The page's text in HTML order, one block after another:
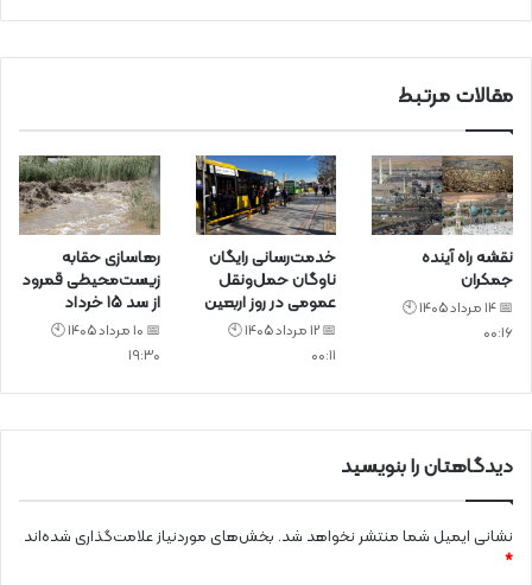
مقالات مرتبط
نقشه راه آینده
جمکران
📅 14 مرداد 1405 🕙
00:16
خدمت‌رسانی رایگان
ناوگان حمل‌ونقل
عمومی در روز اربعین
📅 12 مرداد 1405 🕙
00:11
رهاسازی حقابه
زیست‌محیطی قمرود
از سد ۱۵ خرداد
📅 10 مرداد 1405 🕙
19:30
دیدگاهتان را بنویسید
نشانی ایمیل شما منتشر نخواهد شد. بخش‌های موردنیاز علامت‌گذاری شده‌اند
*